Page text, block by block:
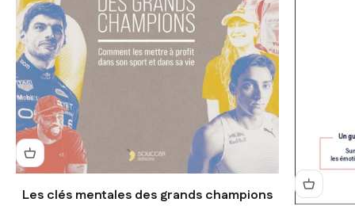
Les clés mentales des grands champions